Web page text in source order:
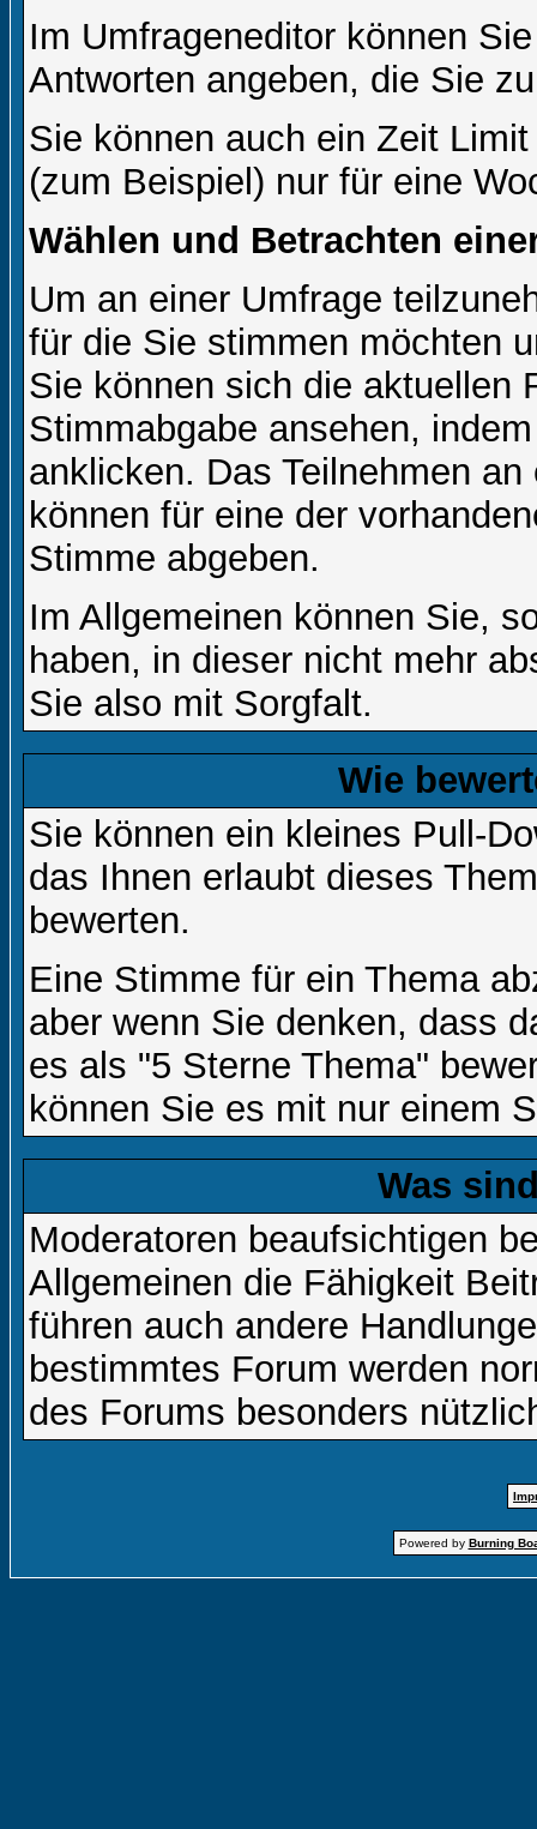
Im Umfrageneditor können
Antworten angeben, die Sie
Sie können auch ein Zeit
(zum Beispiel) nur für eine
Wählen und Betrachten
Um an einer Umfrage
für die Sie stimmen möchten
Sie können sich die aktuellen
Stimmabgabe ansehen,
anklicken. Das Teilnehmen
können für eine der
Stimme abgeben.
Im Allgemeinen können Sie,
haben, in dieser nicht mehr
Sie also mit Sorgfalt.
Wie
Sie können ein kleines Pull-
das Ihnen erlaubt dieses
bewerten.
Eine Stimme für ein Thema
aber wenn Sie denken, dass
es als "5 Sterne Thema"
können Sie es mit nur einem
Was
Moderatoren beaufsichtigen
Allgemeinen die Fähigkeit
führen auch andere
bestimmtes Forum werden
des Forums besonders
Powered by Burning